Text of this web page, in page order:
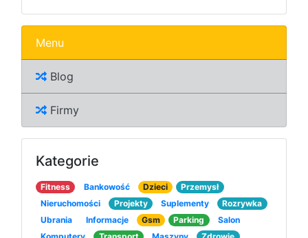
Menu
Blog
Firmy
Kategorie
Fitness Bankowość Dzieci
Przemysł
Nieruchomości
Projekty Suplementy
Rozrywka
Ubrania
Informacje Gsm Parking
Salon